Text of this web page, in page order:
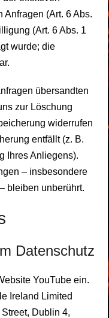
Anfragen (Art. 6 Abs.
(Art. 6 Abs. 1
wurde; die
übersandten
zur Löschung
widerrufen
entfällt (z. B.
Ihres Anliegens).
– insbesondere
bleiben unberührt.
Datenschutz
YouTube ein.
Ireland Limited
Street, Dublin 4,